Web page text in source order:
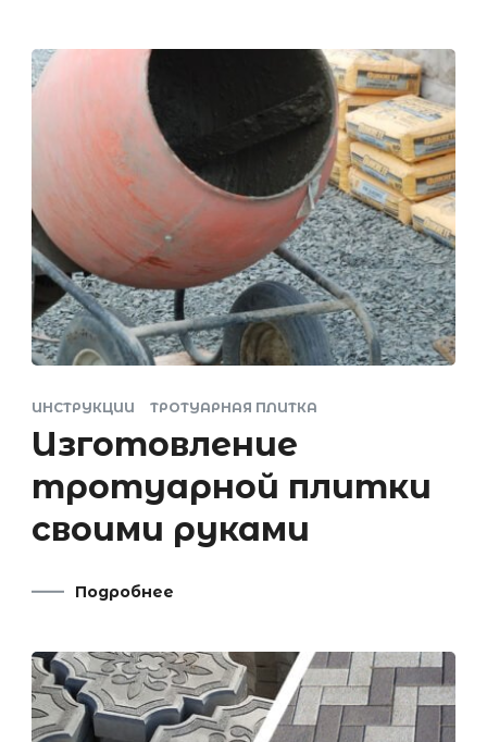
ИНСТРУКЦИИ ТРОТУАРНАЯ ПЛИТКА
Изготовление
тротуарной плитки
своими руками
Подробнее